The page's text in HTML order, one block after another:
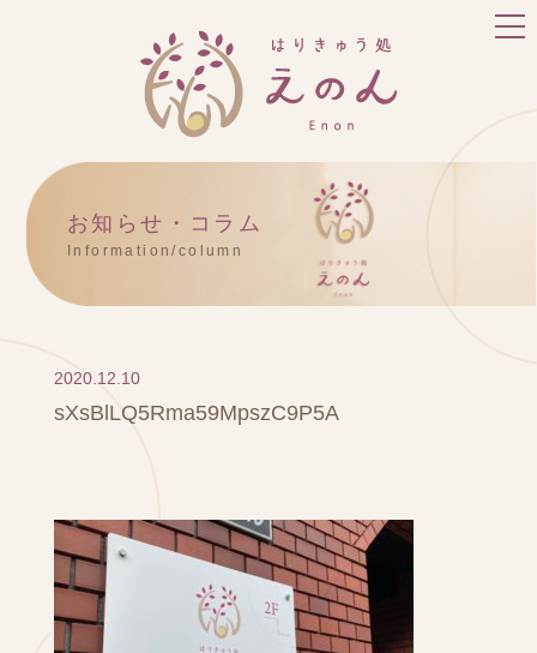
お知らせ・コラム
Information/column
2020.12.10
sXsBlLQ5Rma59MpszC9P5A